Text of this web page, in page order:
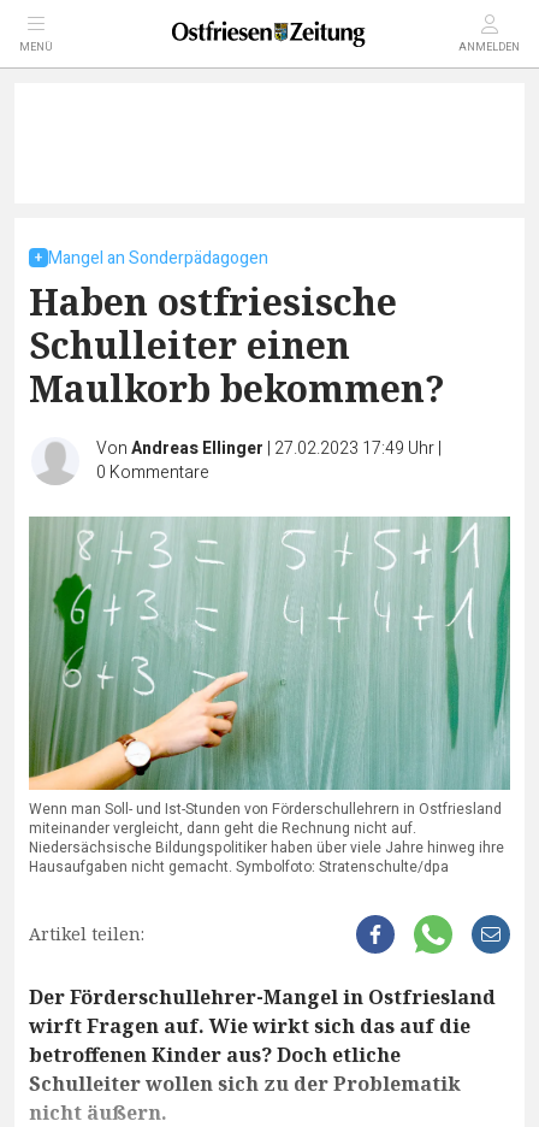
MENÜ ANMELDEN
Mangel an Sonderpädagogen
Haben ostfriesische
Schulleiter einen
Maulkorb bekommen?
VonAndreas Ellinger | 27.02.2023 17:49 Uhr|
0 Kommentare
Wenn man Soll- und Ist-Stunden von Förderschullehrern in Ostfriesland
miteinander vergleicht, dann geht die Rechnung nicht auf.
Niedersächsische Bildungspolitiker haben über viele Jahre hinweg ihre
Hausaufgaben nicht gemacht. Symbolfoto: Stratenschulte/dpa
Artikel teilen:
Der Förderschullehrer-Mangel in Ostfriesland
wirft Fragen auf. Wie wirkt sich das auf die
betroffenen Kinder aus? Doch etliche
Schulleiter wollen sich zu der Problematik
nicht äußern.